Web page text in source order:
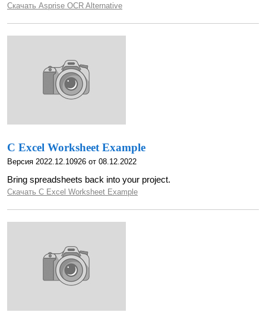
Скачать Asprise OCR Alternative
C Excel Worksheet Example
Версия 2022.12.10926 от 08.12.2022
Bring spreadsheets back into your project.
Скачать C Excel Worksheet Example